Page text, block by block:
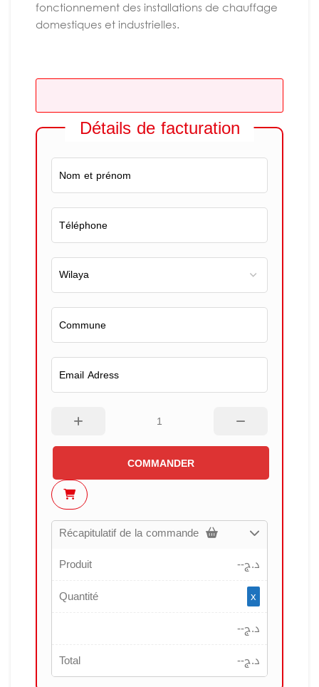
fonctionnement des installations de chauffage
domestiques et industrielles.
Détails de facturation
COMMANDER
Récapitulatif de la commande
Produit
--د.ج
Quantité
x
--د.ج
Total
--د.ج